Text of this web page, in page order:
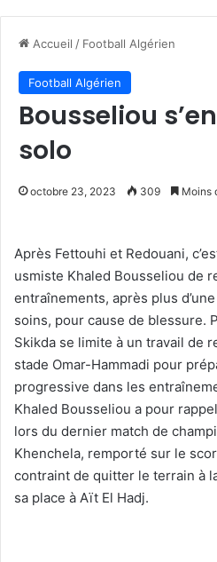
Accueil / Football Algérien
Football Algérien
Bousseliou
solo
octobre 23, 2023 309 Moins
Après Fettouhi et Redouani,
usmiste Khaled Bousseliou de
entraînements, après plus
soins, pour cause de blessure.
Skikda se limite à un travail de
stade Omar-Hammadi pour
progressive dans les
Khaled Bousseliou a pour
lors du dernier match de
Khenchela, remporté sur le
contraint de quitter le terrain à
sa place à Aït El Hadj.